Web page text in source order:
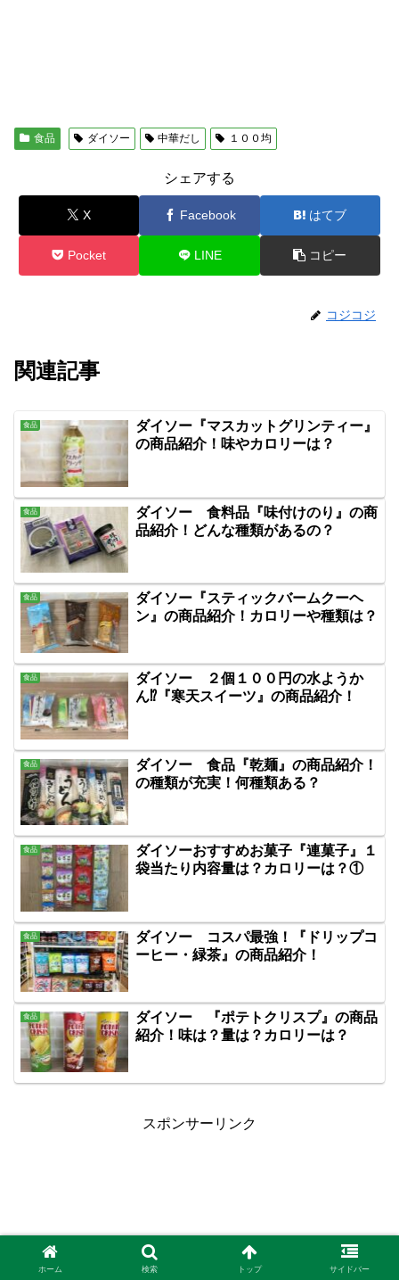
食品 ダイソー 中華だし １００均
シェアする
X Facebook はてブ
Pocket LINE コピー
コジコジ
関連記事
食品
ダイソー『マスカットグリンティー』
の商品紹介！味やカロリーは？
食品
ダイソー 食料品『味付けのり』の商
品紹介！どんな種類があるの？
食品
ダイソー『スティックバームクーヘ
ン』の商品紹介！カロリーや種類は？
食品
ダイソー ２個１００円の水ようか
ん⁉『寒天スイーツ』の商品紹介！
食品
ダイソー 食品『乾麺』の商品紹介！
の種類が充実！何種類ある？
食品
ダイソーおすすめお菓子『連菓子』１
袋当たり内容量は？カロリーは？①
食品
ダイソー コスパ最強！『ドリップコ
ーヒー・緑茶』の商品紹介！
食品
ダイソー 『ポテトクリスプ』の商品
紹介！味は？量は？カロリーは？
スポンサーリンク
ホーム 検索 トップ サイドバー